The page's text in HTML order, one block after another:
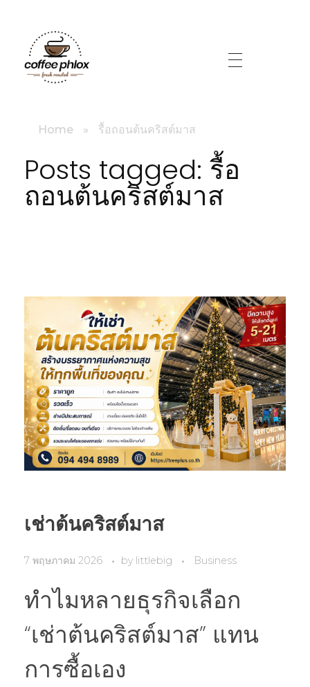
Home » รื้อถอนต้นคริสต์มาส
Posts tagged: รื้อ
ถอนต้นคริสต์มาส
เช่าต้นคริสต์มาส
7 พฤษภาคม 2026 by littlebig Business
ทำไมหลายธุรกิจเลือก
“เช่าต้นคริสต์มาส” แทน
การซื้อเอง